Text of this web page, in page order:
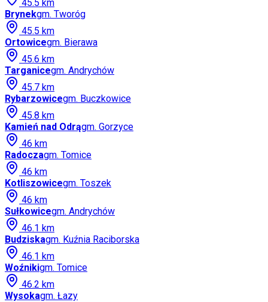
45.5 km
Brynekgm. Tworóg
45.5 km
Ortowicegm. Bierawa
45.6 km
Targanicegm. Andrychów
45.7 km
Rybarzowicegm. Buczkowice
45.8 km
Kamień nad Odrągm. Gorzyce
46 km
Radoczagm. Tomice
46 km
Kotliszowicegm. Toszek
46 km
Sułkowicegm. Andrychów
46.1 km
Budziskagm. Kuźnia Raciborska
46.1 km
Woźnikigm. Tomice
46.2 km
Wysokagm. Łazy